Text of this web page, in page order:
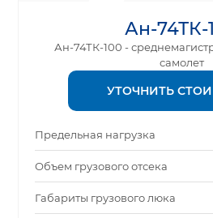
Ан-74ТК-
Ан-74ТК-100 -
самолет
УТОЧНИТЬ
Предельная нагрузка
Объем грузового отсека
Габариты грузового люка